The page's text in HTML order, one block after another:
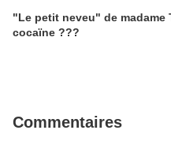
"Le petit neveu" de madame
cocaïne ???
Commentaires